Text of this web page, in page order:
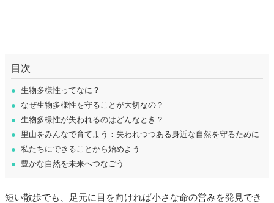
目次
● 生物多様性ってなに？
●
なぜ生物多様性を守ることが大切なの？
● 生物多様性が失われるのはどんなとき？
●
里山をみんなで育てよう：失われつつある身近な自然を守るために
● 私たちにできることから始めよう
●
豊かな自然を未来へつなごう
短い散歩でも、足元に目を向ければ小さな命の営みを発見でき